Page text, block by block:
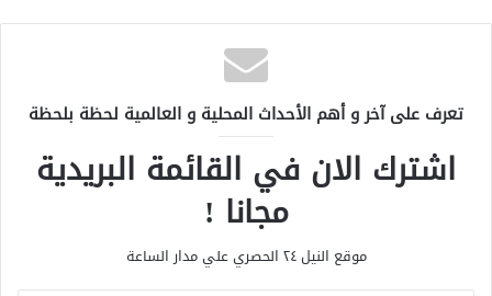
تعرف على آخر و أهم الأحداث المحلية و العالمية لحظة بلحظة
اشترك الان في القائمة البريدية
مجانا !
موقع النيل ٢٤ الحصري علي مدار الساعة